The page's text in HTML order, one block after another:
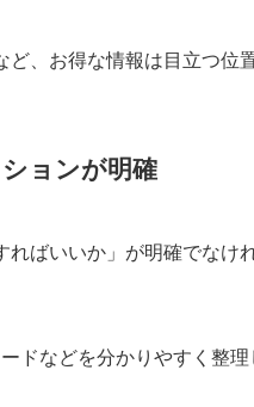
、お得な情報は目立つ位
ョンが明確
ばいいか」が明確でなけ
ドなどを分かりやすく整理